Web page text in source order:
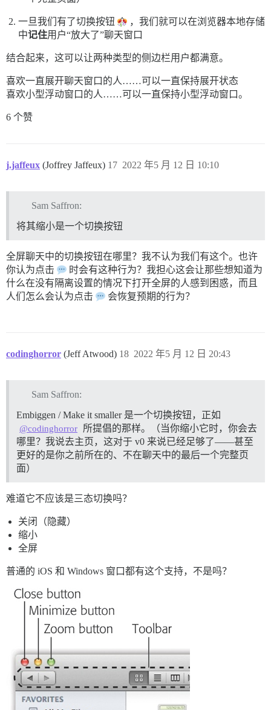
一旦我们有了切换按钮
，我们就可以在浏览器本地存储
中记住用户“放大了”聊天窗口
结合起来，这可以让两种类型的侧边栏用户都满意。
喜欢一直展开聊天窗口的人……可以一直保持展开状态
喜欢小型浮动窗口的人……可以一直保持小型浮动窗口。
6 个赞
j.jaffeux (Joffrey Jaffeux) 2022 年5 月 12 日 10:10
17
Sam Saffron:
将其缩小是一个切换按钮
全屏聊天中的切换按钮在哪里？我不认为我们有这个。也许
你认为点击
时会有这种行为？我担心这会让那些想知道为
什么在没有隔离设置的情况下打开全屏的人感到困惑，而且
人们怎么会认为点击
会恢复预期的行为？
codinghorror (Jeff Atwood) 2022 年5 月 12 日 20:43
18
Sam Saffron:
Embiggen / Make it smaller 是一个切换按钮，正如
@codinghorror
所提倡的那样。（当你缩小它时，你会去
哪里？我说去主页，这对于 v0 来说已经足够了——甚至
更好的是你之前所在的、不在聊天中的最后一个完整页
面）
难道它不应该是三态切换吗？
关闭（隐藏）
缩小
全屏
普通的 iOS 和 Windows 窗口都有这个支持，不是吗？